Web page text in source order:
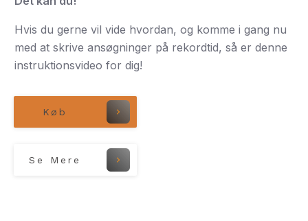
Hvis du gerne vil vide hvordan, og komme i gang nu
med at skrive ansøgninger på rekordtid, så er denne
instruktionsvideo for dig!
Køb
Se Mere